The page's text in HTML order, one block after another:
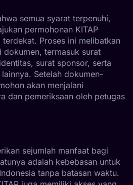
semua syarat terpenuhi,
permohonan KITAP
Proses ini melibatkan
dokumen, termasuk surat
surat sponsor, serta
Setelah dokumen-
akan menjalani
dan pemeriksaan oleh petugas
sejumlah manfaat bagi
adalah kebebasan untuk
tanpa batasan waktu.